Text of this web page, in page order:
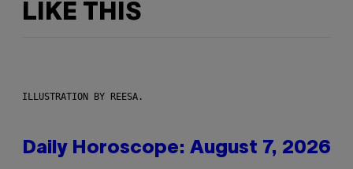
LIKE THIS
ILLUSTRATION BY REESA.
Daily Horoscope: August 7, 2026